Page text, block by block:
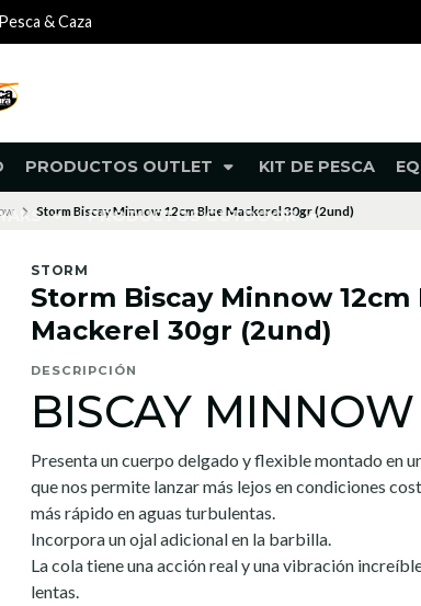
PRODUCTOS OUTLET KIT DE PESCA
PRODUCTOS OUTDOOR
& Caza
Storm Biscay Minnow 12cm Blue Mackerel 30gr (2und)
STORM
Storm Biscay Minnow 12cm
Mackerel 30gr (2und)
DESCRIPCIÓN
BISCAY MINNOW
Presenta un cuerpo delgado y flexible montado en
que nos permite lanzar más lejos en condiciones
más rápido en aguas turbulentas.
Incorpora un ojal adicional en la barbilla.
La cola tiene una acción real y una vibración
lentas.